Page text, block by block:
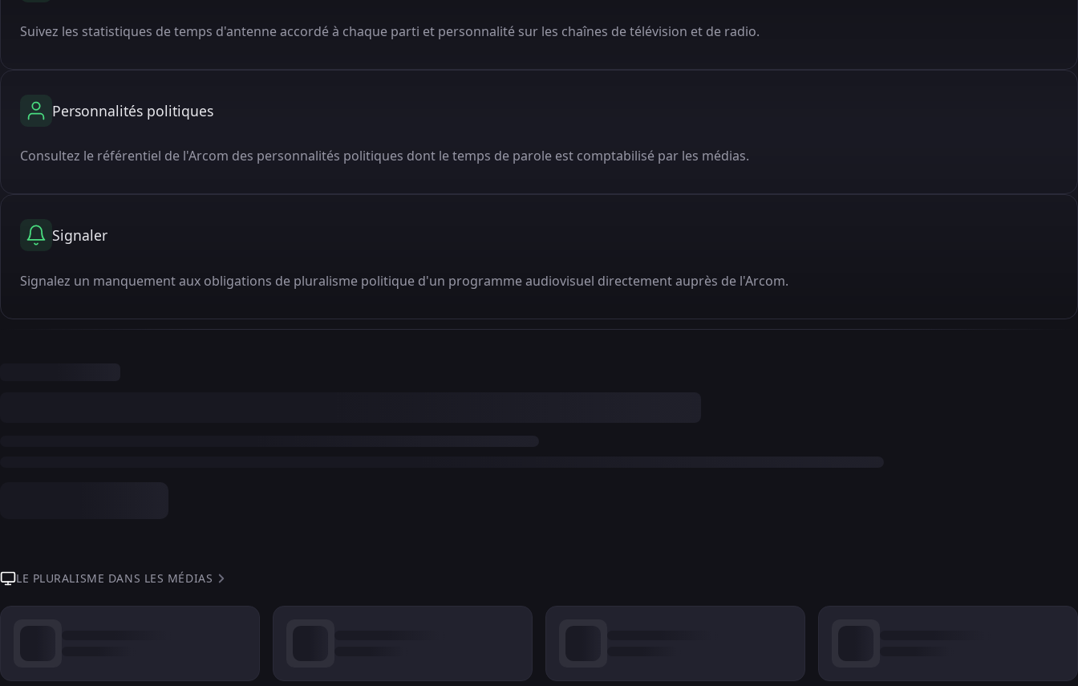
Suivez les statistiques de temps d'antenne accordé à chaque parti et personnalité sur les chaînes de télévision et de radio.
Personnalités politiques
Consultez le référentiel de l'Arcom des personnalités politiques dont le temps de parole est comptabilisé par les médias.
Signaler
Signalez un manquement aux obligations de pluralisme politique d'un programme audiovisuel directement auprès de l'Arcom.
LE PLURALISME DANS LES MÉDIAS